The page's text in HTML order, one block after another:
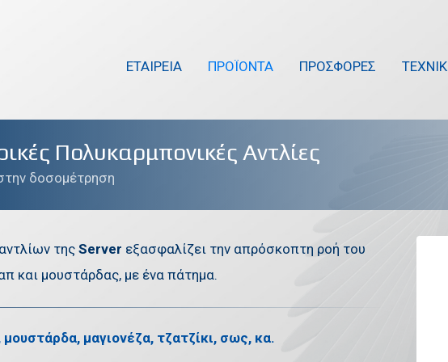
ΕΤΑΙΡΕΙΑ ΠΡΟΪΟΝΤΑ ΠΡΟΣΦΟΡΕΣ
Πολυκαρμπονικές Αντλίες
δοσομέτρηση
της Server εξασφαλίζει την απρόσκοπτη ροή του
και μουστάρδας, με ένα πάτημα.
μουστάρδα, μαγιονέζα, τζατζίκι, σως, κα.